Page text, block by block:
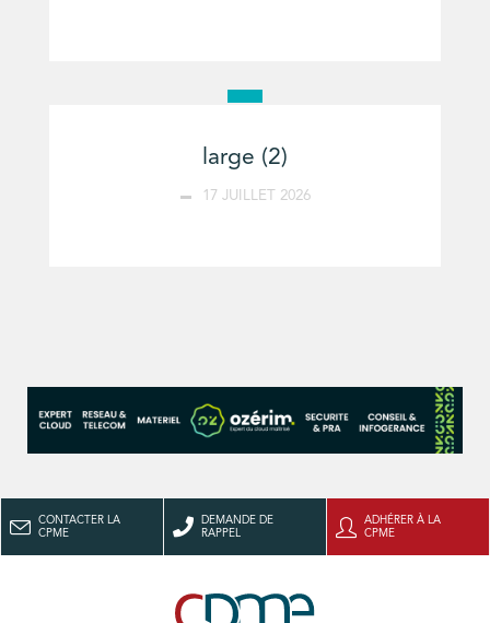
large (2)
17 JUILLET 2026
CONTACTER LA
CPME
DEMANDE DE
RAPPEL
ADHÉRER À LA
CPME